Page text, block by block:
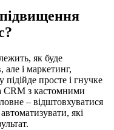
як буде
але і маркетинг,
просте і гнучке
CRM з кастомними
– відштовхуватися
які